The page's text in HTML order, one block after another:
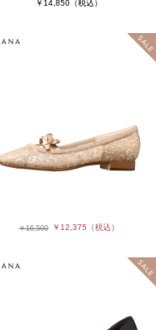
￥14,850 （税込）
￥16,500 ￥12,375 （税込）